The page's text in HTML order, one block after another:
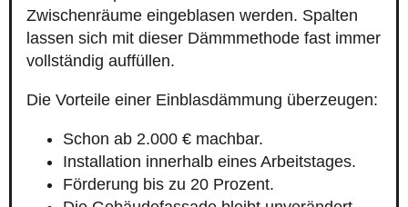
Zwischenräume eingeblasen werden. Spalten
lassen sich mit dieser Dämmmethode fast immer
vollständig auffüllen.
Die Vorteile einer Einblasdämmung überzeugen:
Schon ab 2.000 € machbar.
Installation innerhalb eines Arbeitstages.
Förderung bis zu 20 Prozent.